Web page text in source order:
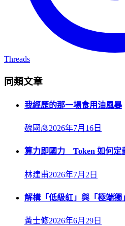
Threads
同類文章
我經歷的那一場食用油風暴
魏國彥2026年7月16日
算力即國力 Token 如何定
林建甫2026年7月2日
解構「低級紅」與「極端
黃士修2026年6月29日